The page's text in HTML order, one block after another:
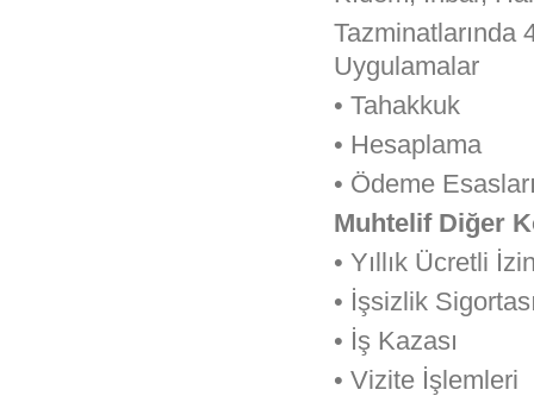
Tazminatlarında
Uygulamalar
• Tahakkuk
• Hesaplama
• Ödeme
Muhtelif Diğer
• Yıllık Ücretli
• İşsizlik
• İş Kazası
• Vizite İşlemleri